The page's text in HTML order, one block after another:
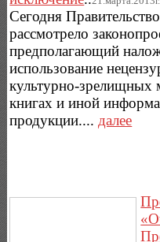
Сегодня
рассмотрело
предполагающий
использование
культурно-зрелищных
книгах и иной
продукции.... далее